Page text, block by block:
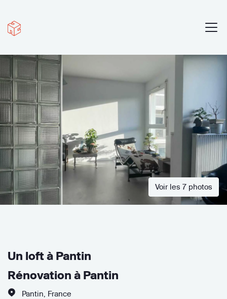
Voir les 7 photos
Un loft à Pantin
Rénovation à Pantin
Pantin France